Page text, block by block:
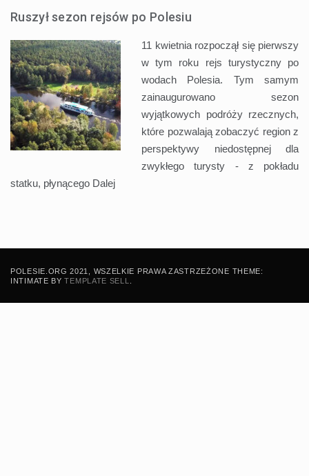
Ruszył sezon rejsów po Polesiu
11 kwietnia rozpoczął się pierwszy
w tym roku rejs turystyczny po
wodach Polesia. Tym samym
zainaugurowano sezon
wyjątkowych podróży rzecznych,
które pozwalają zobaczyć region z
perspektywy niedostępnej dla
zwykłego turysty - z pokładu
statku, płynącego Dalej
POLESIE.ORG 2021, WSZELKIE PRAWA ZASTRZEŻONE THEME:
INTIMATE BYTEMPLATE SELL